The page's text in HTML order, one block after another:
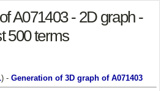
A071403 - 2D graph -
500 terms
) - Generation of 3D graph of A071403